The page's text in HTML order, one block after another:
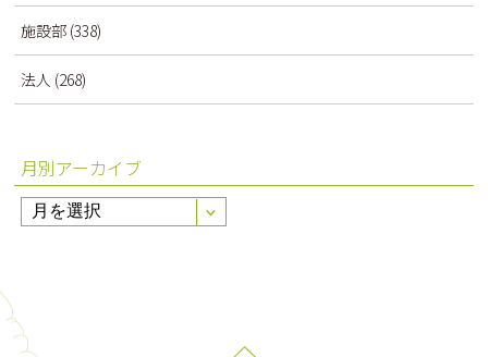
施設部 (338)
法人 (268)
月別アーカイブ